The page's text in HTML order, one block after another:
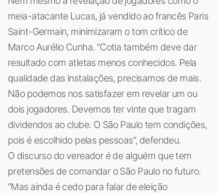
meia-atacante Lucas, já vendido ao francês Paris
Saint-Germain, minimizaram o tom crítico de
Marco Aurélio Cunha. “Cotia também deve dar
resultado com atletas menos conhecidos. Pela
qualidade das instalações, precisamos de mais.
Não podemos nos satisfazer em revelar um ou
dois jogadores. Devemos ter vinte que tragam
dividendos ao clube. O São Paulo tem condições,
pois é escolhido pelas pessoas”, defendeu.
O discurso do vereador é de alguém que tem
pretensões de comandar o São Paulo no futuro.
“Mas ainda é cedo para falar de eleição